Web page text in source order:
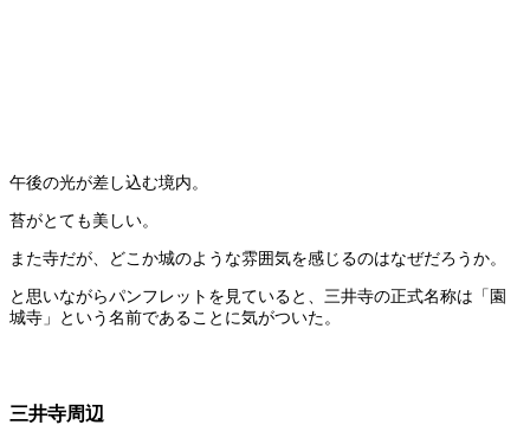
午後の光が差し込む境内。
苔がとても美しい。
また寺だが、どこか城のような雰囲気を感じるのはなぜだろうか。
と思いながらパンフレットを見ていると、三井寺の正式名称は「園
城寺」という名前であることに気がついた。
三井寺周辺